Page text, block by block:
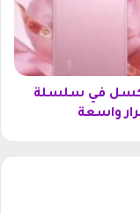
عن كاميرا 200 ميجابكسل في سلسلة